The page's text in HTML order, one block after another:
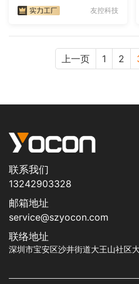
友控科技
上一页 1 2
联系我们
13242903328
邮箱地址
service@szyocon.com
联络地址
深圳市宝安区沙井街道大王山社区